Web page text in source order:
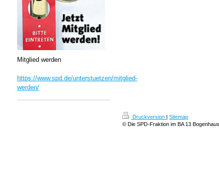
Mitglied werden
https://www.spd.de/unterstuetzen/mitglied-
werden/
Druckversion | Sitemap
© Die SPD-Fraktion im BA 13